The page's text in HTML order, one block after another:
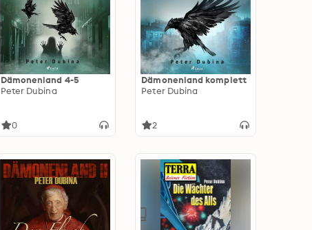
Dämonenland 4-5
Peter Dubina
0
Dämonenland komplett
Peter Dubina
2